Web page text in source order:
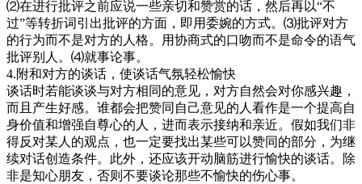
⑵在进行批评之前应说一些亲切和赞赏的话，然后再以“不
过”等转折词引出批评的方面，即用委婉的方式。⑶批评对方
的行为而不是对方的人格。用协商式的口吻而不是命令的语气
批评别人。⑷就事论事。
4.附和对方的谈话，使谈话气氛轻松愉快
谈话时若能谈谈与对方相同的意见，对方自然会对你感兴趣，
而且产生好感。谁都会把赞同自己意见的人看作是一个提高自
身价值和增强自尊心的人，进而表示接纳和亲近。假如我们非
得反对某人的观点，也一定要找出某些可以赞同的部分，为继
续对话创造条件。此外，还应该开动脑筋进行愉快的谈话。除
非是知心朋友，否则不要谈论那些不愉快的伤心事。